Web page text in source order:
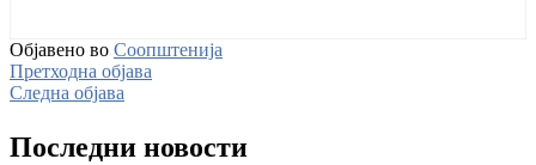
Објавено во Соопштенија
Претходна објава
Следна објава
Последни новости